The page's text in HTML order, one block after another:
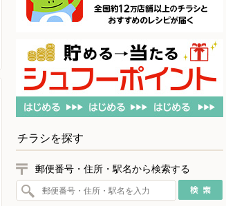
チラシを探す
郵便番号・住所・駅名から検索する